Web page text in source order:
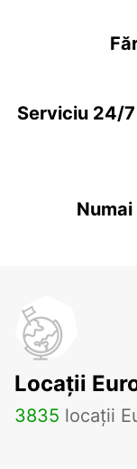
Serviciu 24/
Locații
3835 locații